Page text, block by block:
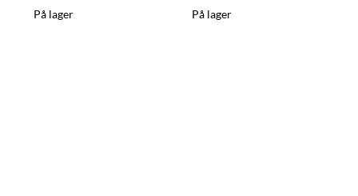
På lager På lager